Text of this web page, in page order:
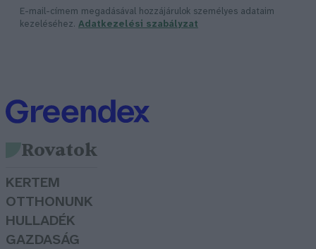
E-mail-címem megadásával hozzájárulok személyes adataim
kezeléséhez. Adatkezelési szabályzat
Rovatok
KERTEM
OTTHONUNK
HULLADÉK
GAZDASÁG